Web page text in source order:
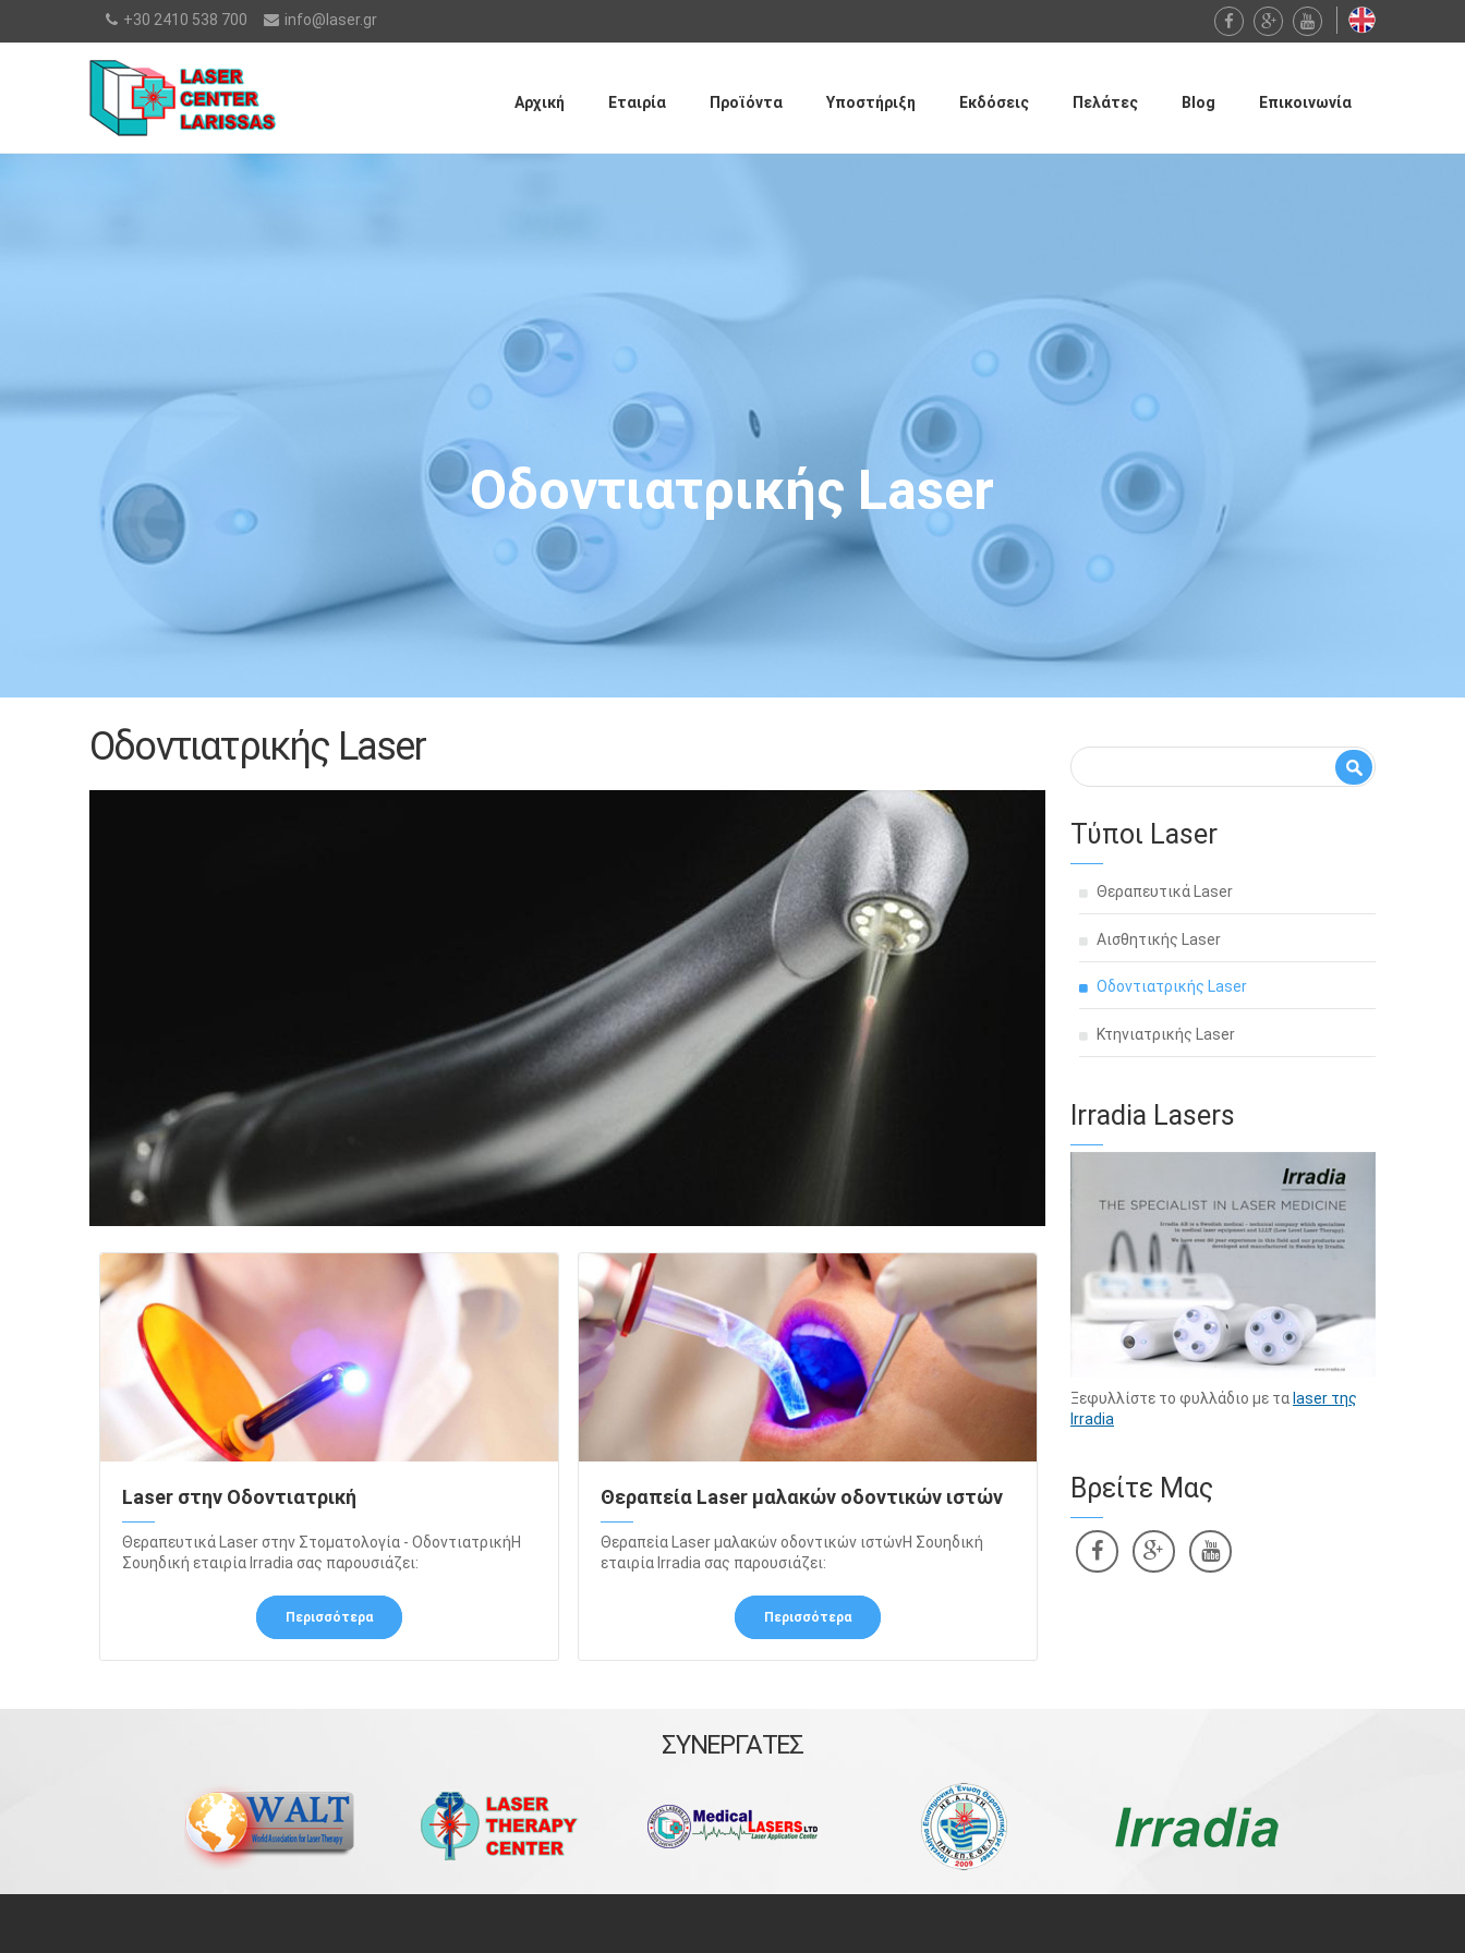
+30 2410 538 700 info@laser.gr
Αρχική Εταιρία Προϊόντα Υποστήριξη Εκδόσεις Πελάτες Blog Επικοινωνία
Οδοντιατρικής Laser
Οδοντιατρικής Laser
Laser στην Οδοντιατρική
Θεραπευτικά Laser στην Στοματολογία - ΟδοντιατρικήΗ
Σουηδική εταιρία Irradia σας παρουσιάζει:
Περισσότερα
Θεραπεία Laser μαλακών οδοντικών ιστών
Θεραπεία Laser μαλακών οδοντικών ιστώνΗ Σουηδική
εταιρία Irradia σας παρουσιάζει:
Περισσότερα
Φόρμα αναζήτησης
Αναζήτηση
Τύποι Laser
Θεραπευτικά Laser
Αισθητικής Laser
Οδοντιατρικής Laser
Κτηνιατρικής Laser
Irradia Lasers
Ξεφυλλίστε το φυλλάδιο με τα laser της
Irradia
Βρείτε Μας
ΣΥΝΕΡΓΑΤΕΣ